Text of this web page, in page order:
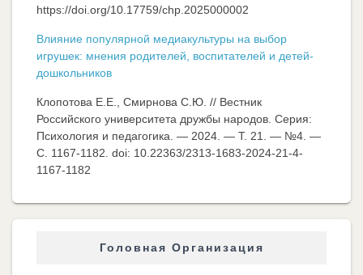
https://doi.org/10.17759/chp.2025000002
Влияние популярной медиакультуры на выбор
игрушек: мнения родителей, воспитателей и детей-
дошкольников
Клопотова Е.Е., Смирнова С.Ю. // Вестник
Российского университета дружбы народов. Серия:
Психология и педагогика. — 2024. — Т. 21. — №4. —
C. 1167-1182. doi: 10.22363/2313-1683-2024-21-4-
1167-1182
Головная Организация